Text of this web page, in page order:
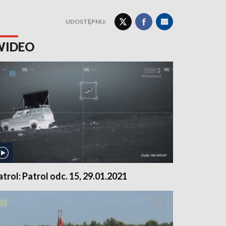
UDOSTĘPNIJ:
Patrol odc. 15, 29.01.2021